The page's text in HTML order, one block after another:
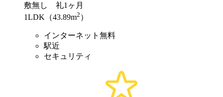
敷無し 礼1ヶ月
1LDK（43.89m2 ）
インターネット無料
駅近
セキュリティ